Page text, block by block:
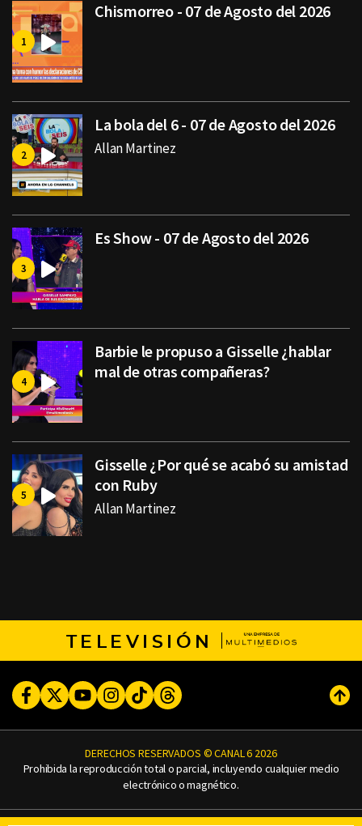
Chismorreo - 07 de Agosto del 2026
La bola del 6 - 07 de Agosto del 2026
Allan Martinez
Es Show - 07 de Agosto del 2026
Barbie le propuso a Gisselle ¿hablar
mal de otras compañeras?
Gisselle ¿Por qué se acabó su amistad
con Ruby
Allan Martinez
TELEVISIÓN
FacebookTwitterYoutubeInstagram
TikTokThreads
DERECHOS RESERVADOS © CANAL 6 2026
Prohibida la reproducción total o parcial, incluyendo cualquier medio
electrónico o magnético.